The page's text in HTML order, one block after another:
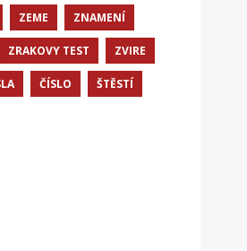
ZEME ZNAMENÍ
ZRAKOVY TEST ZVIRE
ČÍSLO ŠTĚSTÍ